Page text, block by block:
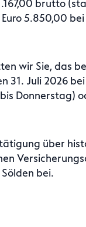
brutto
5.850,00
wir Sie, das
Juli 2026
Donnerstag)
über
bei.